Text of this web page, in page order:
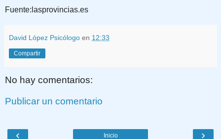
Fuente:lasprovincias.es
David López Psicólogo en 12:33
Compartir
No hay comentarios:
Publicar un comentario
‹ ›
Inicio